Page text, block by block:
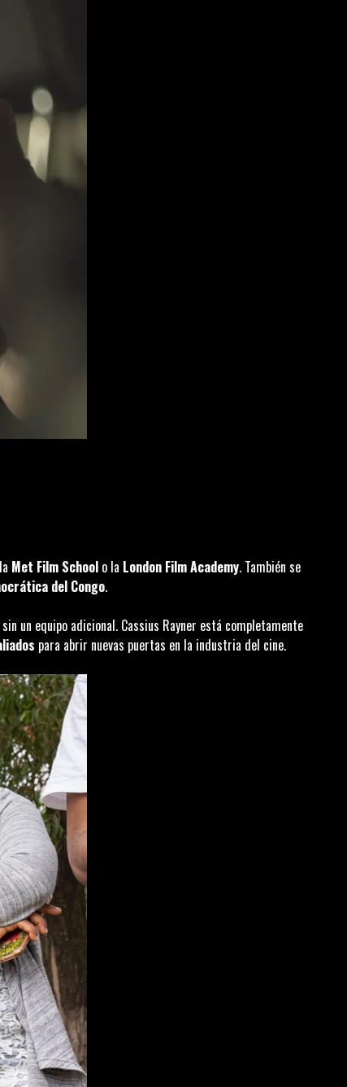
Met Film School o la London Film Academy. También se
del Congo.
un equipo adicional. Cassius Rayner está completamente
para abrir nuevas puertas en la industria del cine.